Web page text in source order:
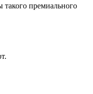
премиального